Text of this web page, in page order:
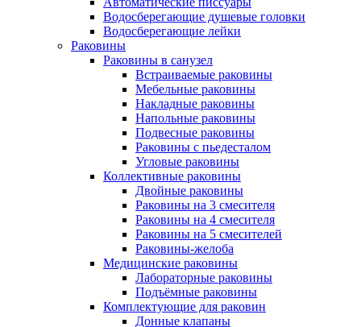
Водосберегающие душевые головки
Водосберегающие лейки
Раковины
Раковины в санузел
Встраиваемые раковины
Мебельные раковины
Накладные раковины
Напольные раковины
Подвесные раковины
Раковины с пьедесталом
Угловые раковины
Коллективные раковины
Двойные раковины
Раковины на 3 смесителя
Раковины на 4 смесителя
Раковины на 5 смесителей
Раковины-желоба
Медицинские раковины
Лабораторные раковины
Подъёмные раковины
Комплектующие для раковин
Донные клапаны